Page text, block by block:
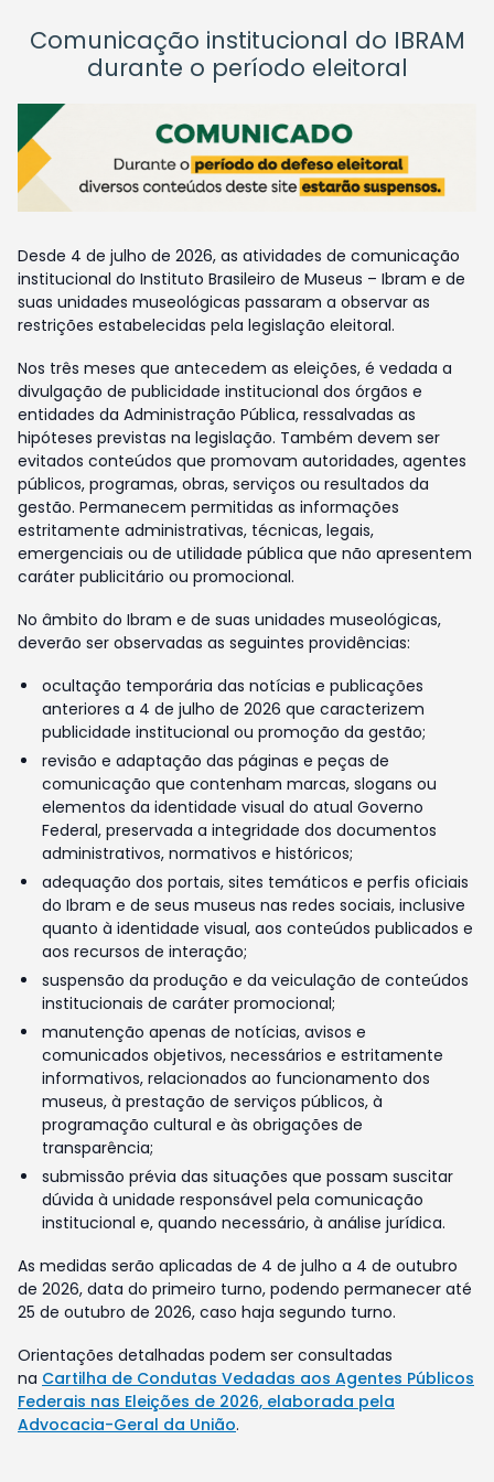
Comunicação institucional do IBRAM
durante o período eleitoral
Desde 4 de julho de 2026, as atividades de comunicação
institucional do Instituto Brasileiro de Museus – Ibram e de
suas unidades museológicas passaram a observar as
restrições estabelecidas pela legislação eleitoral.
Nos três meses que antecedem as eleições, é vedada a
divulgação de publicidade institucional dos órgãos e
entidades da Administração Pública, ressalvadas as
hipóteses previstas na legislação. Também devem ser
evitados conteúdos que promovam autoridades, agentes
públicos, programas, obras, serviços ou resultados da
gestão. Permanecem permitidas as informações
estritamente administrativas, técnicas, legais,
emergenciais ou de utilidade pública que não apresentem
caráter publicitário ou promocional.
No âmbito do Ibram e de suas unidades museológicas,
deverão ser observadas as seguintes providências:
ocultação temporária das notícias e publicações
anteriores a 4 de julho de 2026 que caracterizem
publicidade institucional ou promoção da gestão;
revisão e adaptação das páginas e peças de
comunicação que contenham marcas, slogans ou
elementos da identidade visual do atual Governo
Federal, preservada a integridade dos documentos
administrativos, normativos e históricos;
adequação dos portais, sites temáticos e perfis oficiais
do Ibram e de seus museus nas redes sociais, inclusive
quanto à identidade visual, aos conteúdos publicados e
aos recursos de interação;
suspensão da produção e da veiculação de conteúdos
institucionais de caráter promocional;
manutenção apenas de notícias, avisos e
comunicados objetivos, necessários e estritamente
informativos, relacionados ao funcionamento dos
museus, à prestação de serviços públicos, à
programação cultural e às obrigações de
transparência;
submissão prévia das situações que possam suscitar
dúvida à unidade responsável pela comunicação
institucional e, quando necessário, à análise jurídica.
As medidas serão aplicadas de 4 de julho a 4 de outubro
de 2026, data do primeiro turno, podendo permanecer até
25 de outubro de 2026, caso haja segundo turno.
Orientações detalhadas podem ser consultadas
na Cartilha de Condutas Vedadas aos Agentes Públicos
Federais nas Eleições de 2026, elaborada pela
Advocacia-Geral da União.